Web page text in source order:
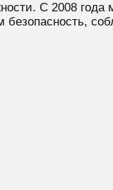
С 2008 года